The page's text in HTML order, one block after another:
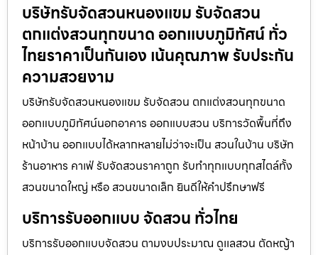
บริษัทรับจัดสวนหนองแขม รับจัดสวน
ตกแต่งสวนทุกขนาด ออกแบบภูมิทัศน์ ทั่ว
ไทยราคาเป็นกันเอง เน้นคุณภาพ รับประกัน
ความสวยงาม
บริษัทรับจัดสวนหนองแขม รับจัดสวน ตกแต่งสวนทุกขนาด
ออกแบบภูมิทัศน์นอกอาคาร ออกแบบสวน บริการวัดพื้นที่ถึง
หน้าบ้าน ออกแบบได้หลากหลายไม่ว่าจะเป็น สวนในบ้าน บริษัท
ร้านอาหาร คาเฟ่ รับจัดสวนราคาถูก รับทำทุกแบบทุกสไตล์ทั้ง
สวนขนาดใหญ่ หรือ สวนขนาดเล็ก ยินดีให้คำปรึกษาฟรี
บริการรับออกแบบ จัดสวน ทั่วไทย
บริการรับออกแบบจัดสวน ตามงบประมาณ ดูเเลสวน ตัดหญ้า